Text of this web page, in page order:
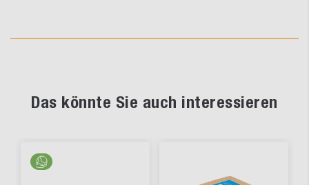
Das könnte Sie auch interessieren